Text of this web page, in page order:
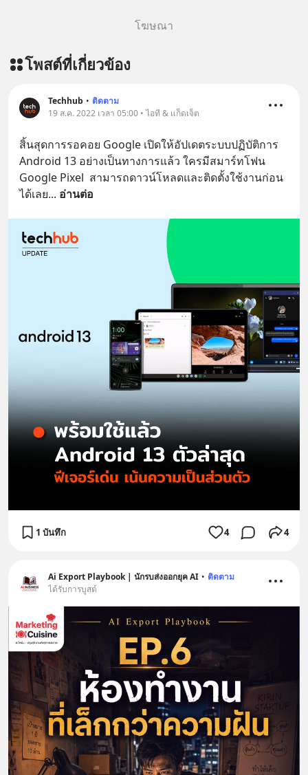
โฆษณา
โพสต์ที่เกี่ยวข้อง
Techhub • ติดตาม
19 ส.ค. 2022 เวลา 05:00 • ไอที & แก็ดเจ็ต
สิ้นสุดการรอคอย Google เปิดให้อัปเดตระบบปฏิบัติการ
Android 13 อย่างเป็นทางการแล้ว ใครมีสมาร์ทโฟน
Google Pixel  สามารถดาวน์โหลดและติดตั้งใช้งานก่อน
ได้เลย... อ่านต่อ
1 บันทึก 4 4
Ai Export Playbook | นักรบส่งออกยุค AI • ติดตาม
ได้รับการบูสต์